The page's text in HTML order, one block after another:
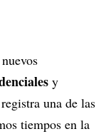
nuevos
y
registra una de las
tiempos en la